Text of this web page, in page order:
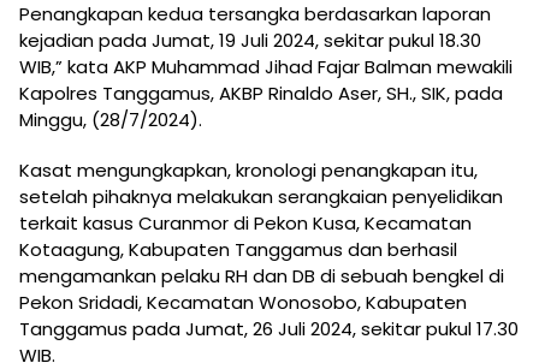
Penangkapan kedua tersangka berdasarkan laporan
kejadian pada Jumat, 19 Juli 2024, sekitar pukul 18.30
WIB,” kata AKP Muhammad Jihad Fajar Balman mewakili
Kapolres Tanggamus, AKBP Rinaldo Aser, SH., SIK, pada
Minggu, (28/7/2024).
Kasat mengungkapkan, kronologi penangkapan itu,
setelah pihaknya melakukan serangkaian penyelidikan
terkait kasus Curanmor di Pekon Kusa, Kecamatan
Kotaagung, Kabupaten Tanggamus dan berhasil
mengamankan pelaku RH dan DB di sebuah bengkel di
Pekon Sridadi, Kecamatan Wonosobo, Kabupaten
Tanggamus pada Jumat, 26 Juli 2024, sekitar pukul 17.30
WIB.